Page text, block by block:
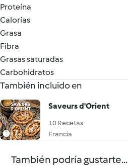
Proteína
Calorías
Grasa
Fibra
Grasas saturadas
Carbohidratos
También incluido en
Saveurs d'Orient
10 Recetas
Francia
También podría gustarte...